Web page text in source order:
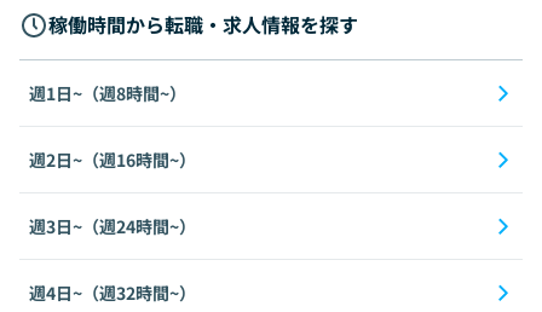
稼働時間から転職・求人情報を探す
週1日~（週8時間~）
週2日~（週16時間~）
週3日~（週24時間~）
週4日~（週32時間~）